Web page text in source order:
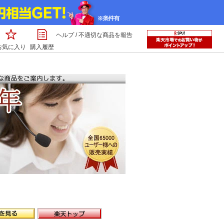
気に入り 購入履歴
ヘルプ/不適切な商品を報告